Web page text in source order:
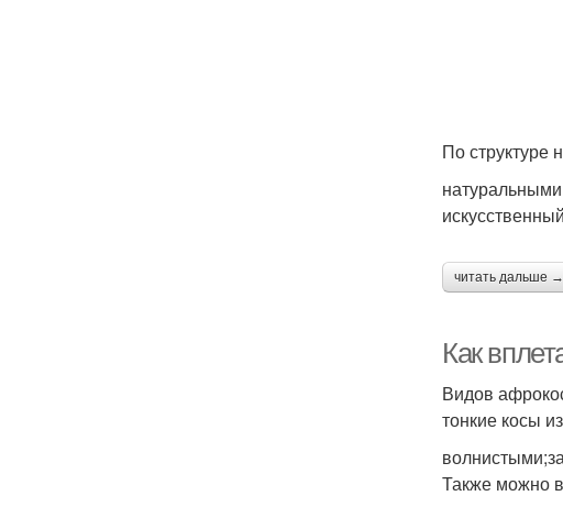
По структуре
читать дальше →
Как
Видов
тонкие косы
Также можно